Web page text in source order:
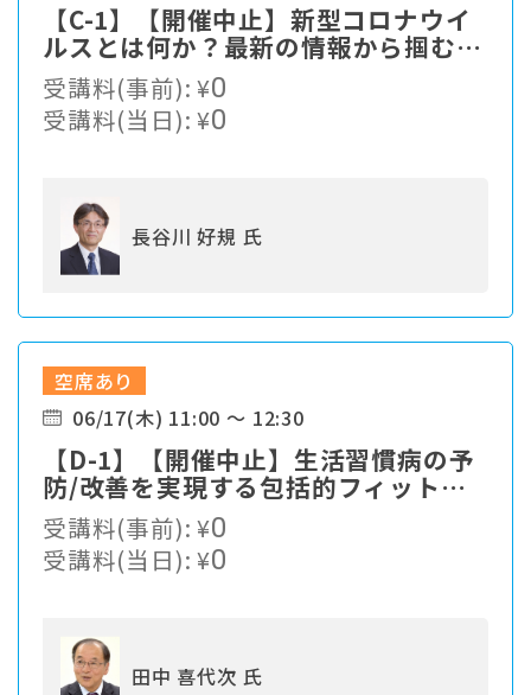
【C-1】【開催中止】新型コロナウイ
ルスとは何か？最新の情報から掴む対
策最前線
受講料(事前):¥0
受講料(当日):¥0
長谷川 好規 氏
空席あり
06/17(木) 11:00 ～ 12:30
【D-1】【開催中止】生活習慣病の予
防/改善を実現する包括的フィットネ
スプログラム
受講料(事前):¥0
受講料(当日):¥0
田中 喜代次 氏